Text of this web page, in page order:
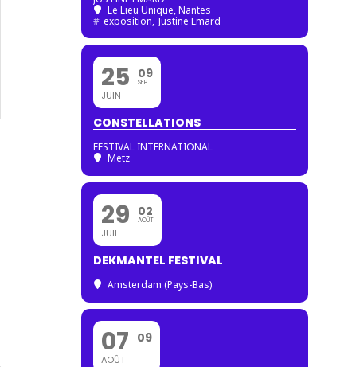
Le Lieu Unique, Nantes
# exposition, Justine Emard
25
JUIN
09
SEP
CONSTELLATIONS
FESTIVAL INTERNATIONAL
Metz
29
JUIL
02
AOÛT
DEKMANTEL FESTIVAL
Amsterdam (Pays-Bas)
07
AOÛT
09